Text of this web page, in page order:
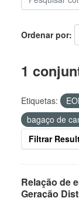
Ordenar por
1
Etiquetas:
bagaço de
Filtrar
Relação de
Geração